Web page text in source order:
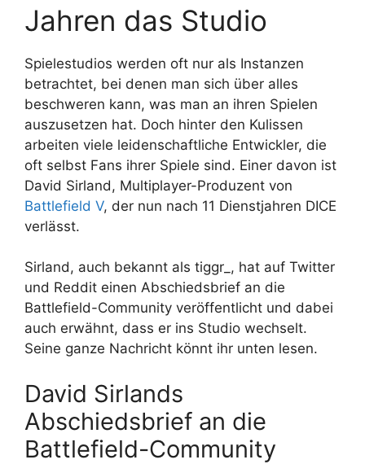
Jahren das Studio
Spielestudios werden oft nur als Instanzen
betrachtet, bei denen man sich über alles
beschweren kann, was man an ihren Spielen
auszusetzen hat. Doch hinter den Kulissen
arbeiten viele leidenschaftliche Entwickler, die
oft selbst Fans ihrer Spiele sind. Einer davon ist
David Sirland, Multiplayer-Produzent von
Battlefield V, der nun nach 11 Dienstjahren DICE
verlässt.
Sirland, auch bekannt als tiggr_, hat auf Twitter
und Reddit einen Abschiedsbrief an die
Battlefield-Community veröffentlicht und dabei
auch erwähnt, dass er ins Studio wechselt.
Seine ganze Nachricht könnt ihr unten lesen.
David Sirlands
Abschiedsbrief an die
Battlefield-Community